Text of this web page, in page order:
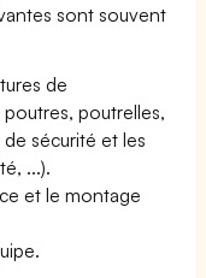
sont souvent
de
poutrelles,
sécurité et les
...).
et le montage